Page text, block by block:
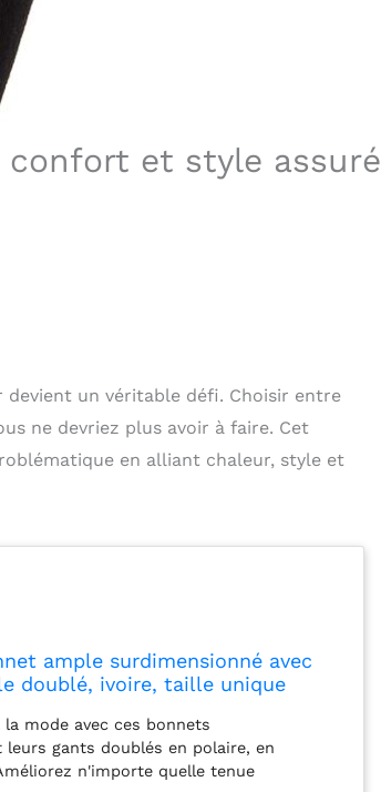
confort et style assuré
devient un véritable défi. Choisir entre
ne devriez plus avoir à faire. Cet
en alliant chaleur, style et
ample surdimensionné avec
doublé, ivoire, taille unique
mode avec ces bonnets
gants doublés en polaire, en
n'importe quelle tenue